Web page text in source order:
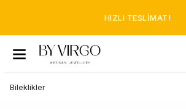
HIZLI TESLIMAT!
Bileklikler